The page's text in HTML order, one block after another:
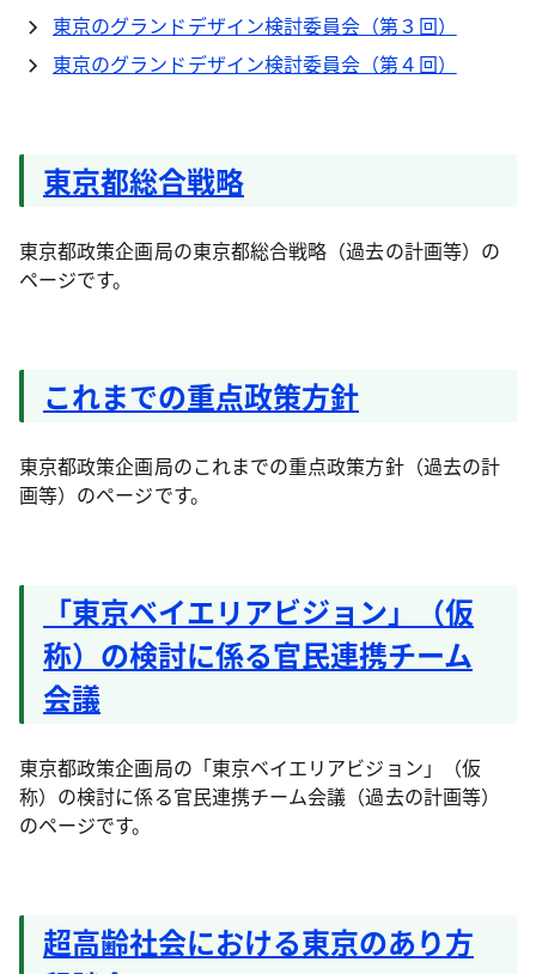
東京のグランドデザイン検討委員会（第３回）
東京のグランドデザイン検討委員会（第４回）
東京都総合戦略
東京都政策企画局の東京都総合戦略（過去の計画等）の
ページです。
これまでの重点政策方針
東京都政策企画局のこれまでの重点政策方針（過去の計
画等）のページです。
「東京ベイエリアビジョン」（仮
称）の検討に係る官民連携チーム
会議
東京都政策企画局の「東京ベイエリアビジョン」（仮
称）の検討に係る官民連携チーム会議（過去の計画等）
のページです。
超高齢社会における東京のあり方